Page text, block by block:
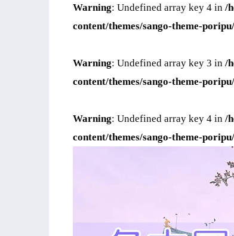
Warning: Undefined array key 4 in /
content/themes/sango-theme-
Warning: Undefined array key 3 in /
content/themes/sango-theme-
Warning: Undefined array key 4 in /
content/themes/sango-theme-